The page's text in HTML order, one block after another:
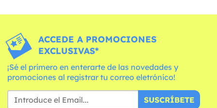
ACCEDE A PROMOCIONES
EXCLUSIVAS*
¡Sé el primero en enterarte de las novedades y
promociones al registrar tu correo eletrónico!
SUSCRÍBETE